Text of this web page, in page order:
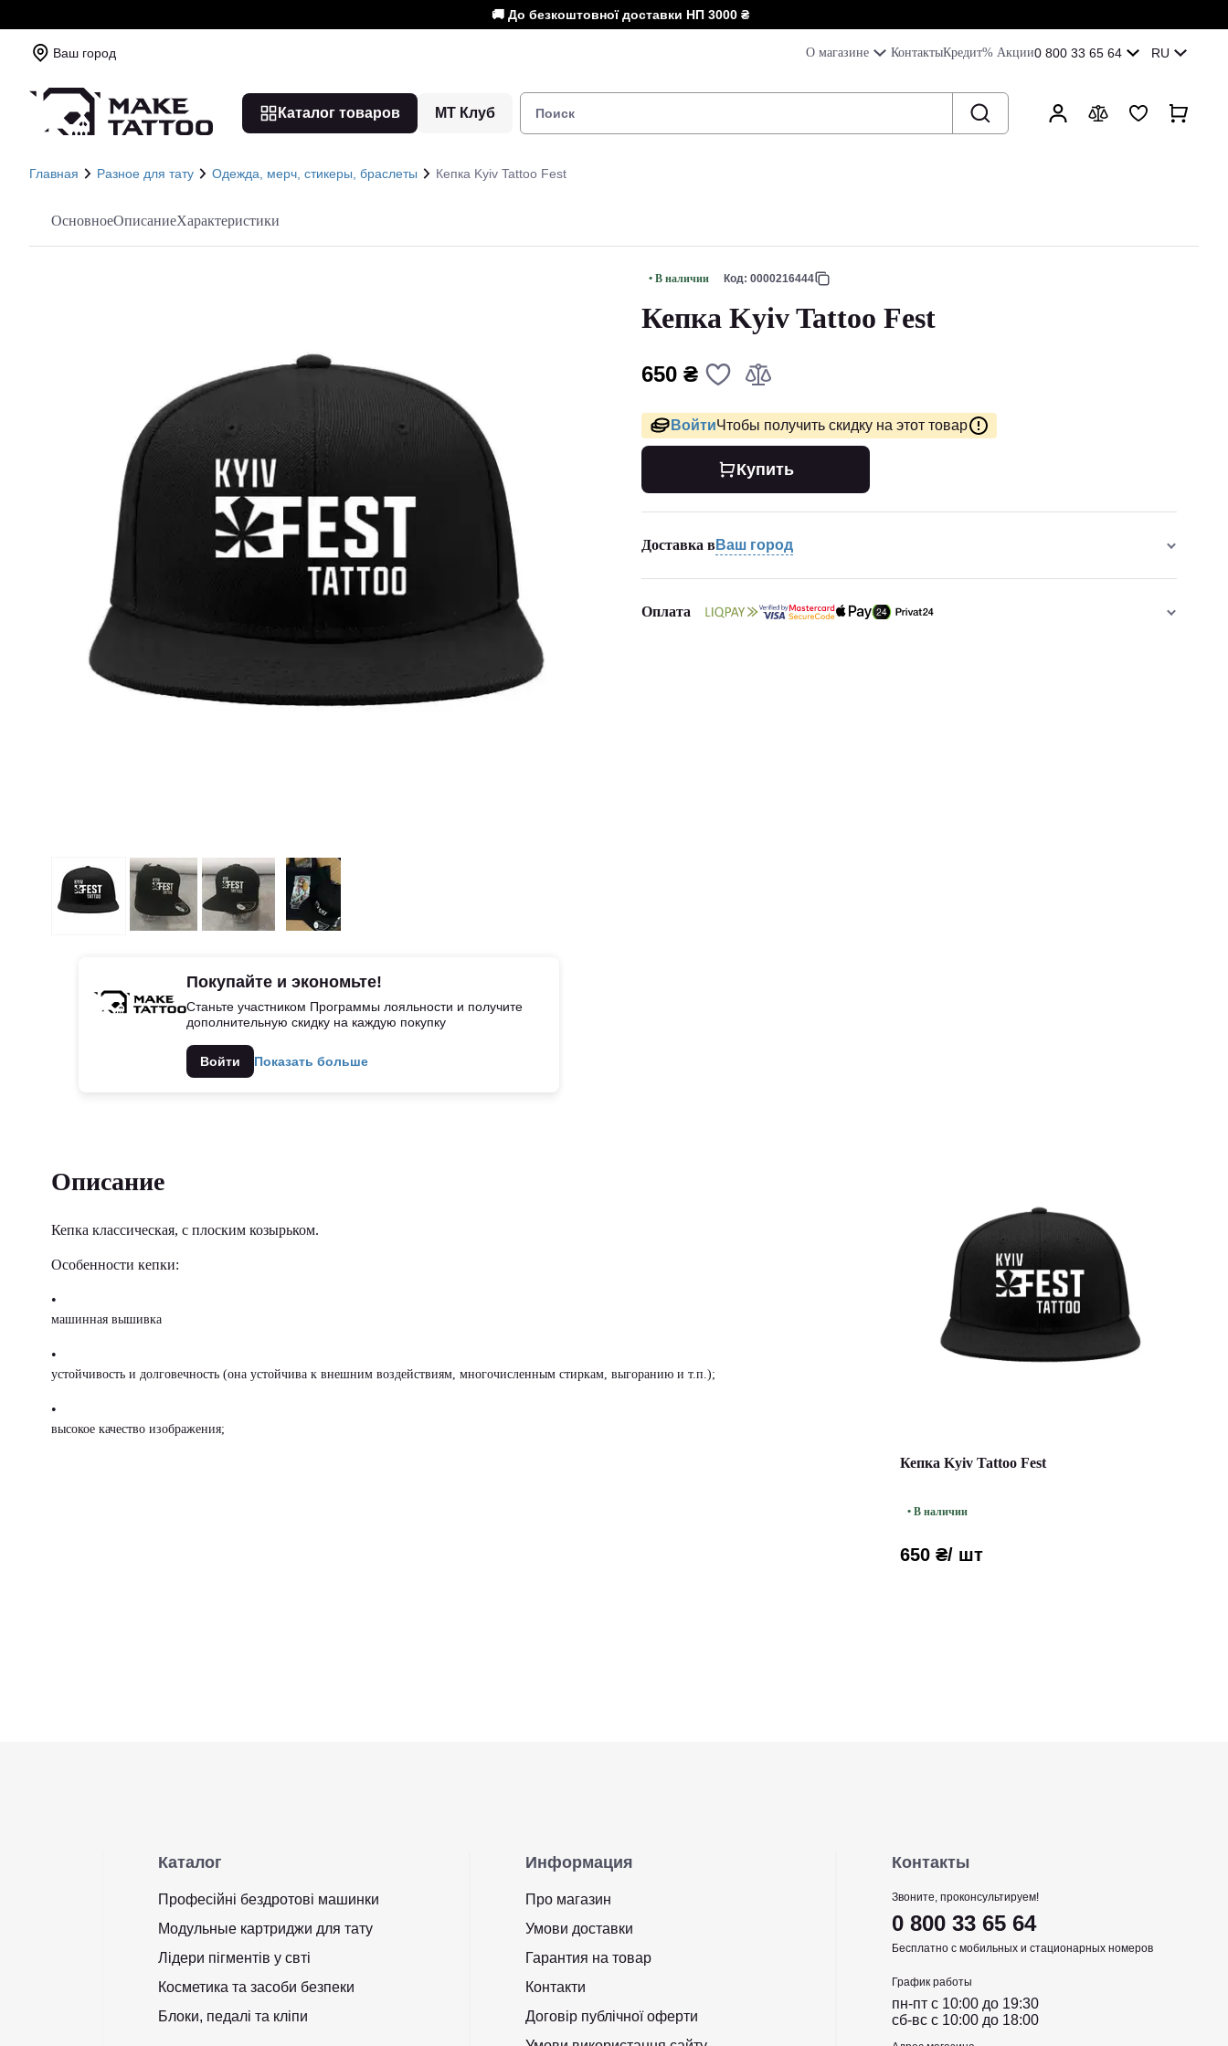
🚚 До безкоштовної доставки НП 3000 ₴
Ваш город О магазине КонтактыКредит% Акции0 800 33 65 64 RU
Каталог товаров МТ Клуб
Главная Разное для тату Одежда, мерч, стикеры, браслеты Кепка Kyiv Tattoo Fest
ОсновноеОписаниеХарактеристики
Покупайте и экономьте!
Станьте участником Программы лояльности и получите
дополнительную скидку на каждую покупку
Войти Показать больше
• В наличии Код: 0000216444
Кепка Kyiv Tattoo Fest
650 ₴
ВойтиЧтобы получить скидку на этот товар
Купить
Доставка в Ваш город
Оплата
Описание
Кепка классическая, с плоским козырьком.
Особенности кепки:
•
машинная вышивка
•
устойчивость и долговечность (она устойчива к внешним воздействиям, многочисленным стиркам, выгоранию и т.п.);
•
высокое качество изображения;
Кепка Kyiv Tattoo Fest
• В наличии
650 ₴/ шт
Каталог
Професійні бездротові машинки
Модульные картриджи для тату
Лідери пігментів у свті
Косметика та засоби безпеки
Блоки, педалі та кліпи
Информация
Про магазин
Умови доставки
Гарантия на товар
Контакти
Договір публічної оферти
Контакты
Звоните, проконсультируем!
0 800 33 65 64
Бесплатно с мобильных и стационарных номеров
График работы
пн-пт c 10:00 до 19:30
сб-вс c 10:00 до 18:00